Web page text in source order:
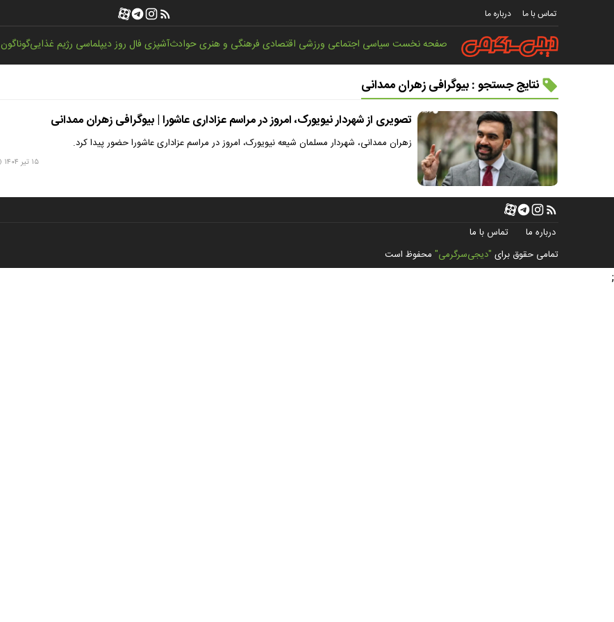
تماس با ما درباره ما
صفحه نخستسیاسی اجتماعی ورزشی اقتصادیفرهنگی و هنریحوادثآشپزیفال روزدیپلماسی رژیم غذاییگوناگون
نتایج جستجو : بیوگرافی زهران ممدانی
تصویری از شهردار نیویورک، امروز در مراسم عزاداری عاشورا | بیوگرافی زهران ممدانی
زهران ممدانی، شهردار مسلمان شیعه نیویورک، امروز در مراسم عزاداری عاشورا حضور پیدا کرد.
۱۵ تیر ۱۴۰۴
درباره ما
تماس با ما
تمامی حقوق برای "دیجی‌سرگرمی" محفوظ است
;